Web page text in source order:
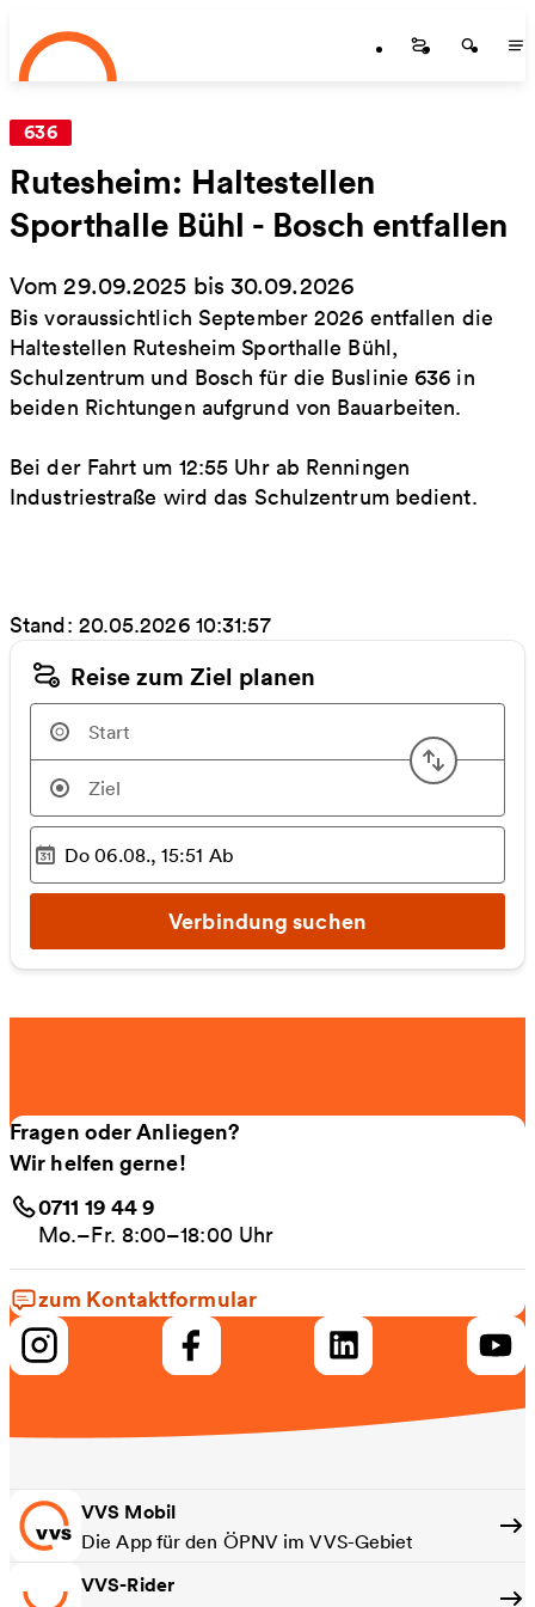
Zum Hauptinhalt springen
Startseite
636
Rutesheim: Haltestellen
Sporthalle Bühl - Bosch entfallen
Vom 29.09.2025 bis 30.09.2026
Bis voraussichtlich September 2026 entfallen die
Haltestellen Rutesheim Sporthalle Bühl,
Schulzentrum und Bosch für die Buslinie 636 in
beiden Richtungen aufgrund von Bauarbeiten.
Bei der Fahrt um 12:55 Uhr ab Renningen
Industriestraße wird das Schulzentrum bedient.
Stand: 20.05.2026 10:31:57
Reise zum Ziel planen
Start
Ausgewählter Zeitpunkt
Do 06.08., 15:51 Ab
Verbindung suchen
Fragen oder Anliegen?
Wir helfen gerne!
0711 19 44 9
Mo.–Fr. 8:00–18:00 Uhr
zum Kontaktformular
VVS Mobil
Die App für den ÖPNV im VVS-Gebiet
VVS-Rider